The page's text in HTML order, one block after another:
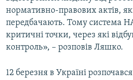
нормативно-правових актів,
передбачають. Тому система
критичні точки, через які
контроль», – розповів Ляшко.
12 березня в Україні